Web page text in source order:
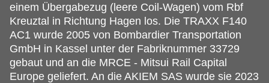
einem Übergabezug (leere Coil-Wagen) vom Rbf
Kreuztal in Richtung Hagen los. Die TRAXX F140
AC1 wurde 2005 von Bombardier Transportation
GmbH in Kassel unter der Fabriknummer 33729
gebaut und an die MRCE - Mitsui Rail Capital
Europe geliefert. An die AKIEM SAS wurde sie 2023